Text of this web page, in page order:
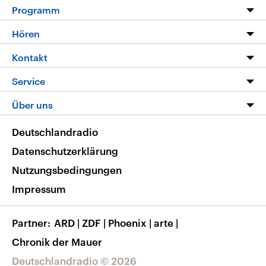
Programm
Programm
Die Nachrichten
Nachrichtenleicht
Neue Beiträge auf dlf.de
Hören
Livestream
Podcasts
Deutschlandfunk App
Nachrichten App
Frequenzen
Kontakt
Hörerservice
Service
FAQ
Veranstaltungen
Musikliste
RSS
Über uns
Barrierefreiheit
Deutschlandradio © 2026
Deutschlandradio
Datenschutzerklärung
Nutzungsbedingungen
Impressum
Partner ARD | ZDF | Phoenix | arte |
Chronik der Mauer